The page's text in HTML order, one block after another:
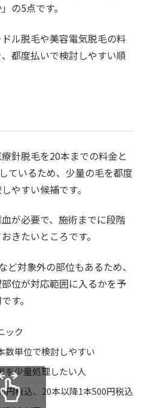
の5点です。
ル脱毛や美容電気脱毛の料
都度払いで検討しやすい順
針脱毛を20本までの料金と
ているため、少量の毛を都度
やすい候補です。
が必要で、施術までに段階
きたいところです。
対象外の部位もあるため、
位が対応範囲に入るかを予
す。
ック
数単位で検討しやすい
を少量処理したい人
円税込、20本以降1本500円税込